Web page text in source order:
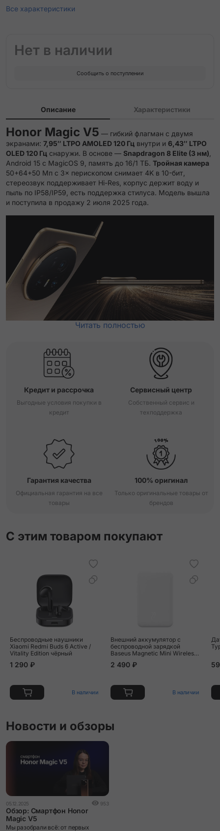
Все характеристики
Нет в наличии
Сообщить о поступлении
Описание Характеристики
Honor Magic V5 — гибкий флагман с двумя
экранами: 7,95″ LTPO AMOLED 120 Гц внутри и 6,43″ LTPO
OLED 120 Гц снаружи. В основе — Snapdragon 8 Elite (3 нм)
Android 15 с MagicOS 9, память до 16/1 ТБ. Тройная камера
50+64+50 Мп с 3× перископом снимает 4K в 10-бит,
стереозвук поддерживает Hi-Res, корпус держит воду и
пыль по IP58/IP59, есть поддержка стилуса. Модель вышла
и поступила в продажу 2 июля 2025 года.
Читать полностью
Кредит и рассрочка
Выгодные условия покупки в
кредит
Сервисный центр
Собственный сервис и
техподдержка
Гарантия качества
Официальная гарантия на все
товары
100% оригинал
Только оригинальные товары от
брендов
С этим товаром покупают
Беспроводные наушники
Xiaomi Redmi Buds 6 Active /
Vitality Edition чёрный
1 290 ₽
В наличии
Внешний аккумулятор с
беспроводной зарядкой
Baseus Magnetic Mini Wireless
белый
2 490 ₽
В наличии
Новости и обзоры
05.12.2025 953
Обзор: Смартфон Honor
Magic V5
Мы разобрали всё: от первых